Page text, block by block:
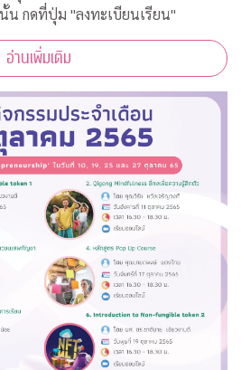
น กดที่ปุ่ม "ลงทะเบียนเรียน"
อ่านเพิ่มเติม